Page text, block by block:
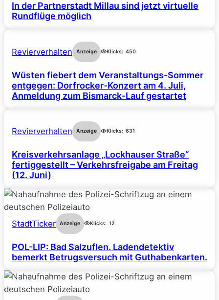
In der Partnerstadt Millau sind jetzt virtuelle
Rundflüge möglich
Revierverhalten Anzeige Klicks: 450
Wüsten fiebert dem Veranstaltungs-Sommer
entgegen: Dorfrocker-Konzert am 4. Juli,
Anmeldung zum Bismarck-Lauf gestartet
Revierverhalten Anzeige Klicks: 631
Kreisverkehrsanlage „Lockhauser Straße“
fertiggestellt – Verkehrsfreigabe am Freitag
(12. Juni)
StadtTicker Anzeige Klicks: 12
POL-LIP: Bad Salzuflen. Ladendetektiv
bemerkt Betrugsversuch mit Guthabenkarten.